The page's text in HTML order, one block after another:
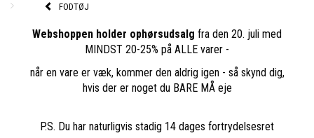
FODTØJ
Webshoppen holder ophørsudsalg fra den 20. juli med
MINDST 20-25% på ALLE varer -
når en vare er væk, kommer den aldrig igen - så skynd dig,
hvis der er noget du BARE MÅ eje
P.S. Du har naturligvis stadig 14 dages fortrydelsesret